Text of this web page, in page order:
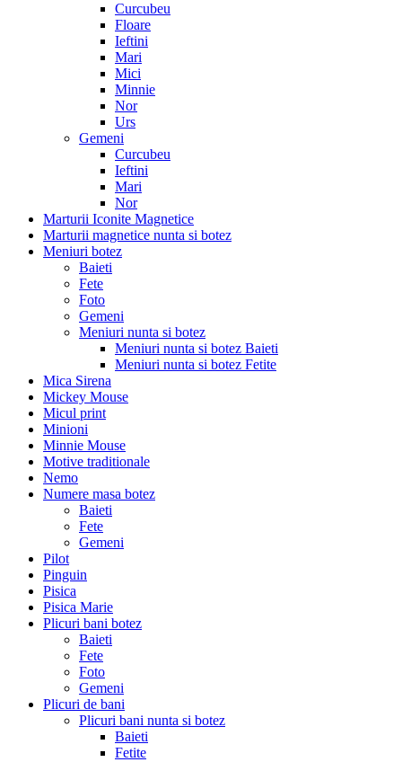
Curcubeu
Floare
Ieftini
Mari
Mici
Minnie
Nor
Urs
Gemeni
Curcubeu
Ieftini
Mari
Nor
Marturii Iconite Magnetice
Marturii magnetice nunta si botez
Meniuri botez
Baieti
Fete
Foto
Gemeni
Meniuri nunta si botez
Meniuri nunta si botez Baieti
Meniuri nunta si botez Fetite
Mica Sirena
Mickey Mouse
Micul print
Minioni
Minnie Mouse
Motive traditionale
Nemo
Numere masa botez
Baieti
Fete
Gemeni
Pilot
Pinguin
Pisica
Pisica Marie
Plicuri bani botez
Baieti
Fete
Foto
Gemeni
Plicuri de bani
Plicuri bani nunta si botez
Baieti
Fetite